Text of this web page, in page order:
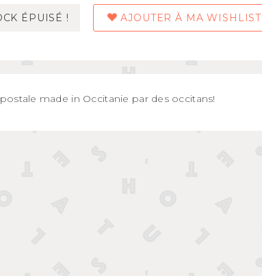
boîtes à gouter
ÉPUISÉ ! AJOUTER À MA WISHLIST
made in Occitanie par des occitans!